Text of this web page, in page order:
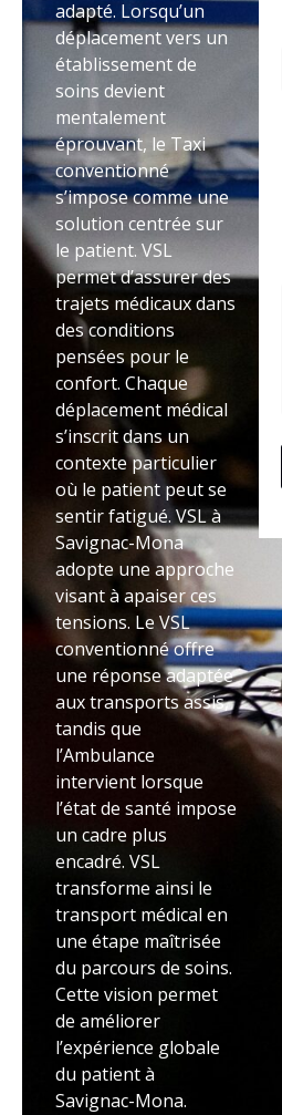
adapté. Lorsqu’un
déplacement vers un
établissement de
soins devient
mentalement
éprouvant, le Taxi
conventionné
s’impose comme une
solution centrée sur
le patient. VSL
permet d’assurer des
trajets médicaux dans
des conditions
pensées pour le
confort. Chaque
déplacement médical
s’inscrit dans un
contexte particulier
où le patient peut se
sentir fatigué. VSL à
Savignac-Mona
adopte une approche
visant à apaiser ces
tensions. Le VSL
conventionné offre
une réponse adaptée
aux transports assis,
tandis que
l’Ambulance
intervient lorsque
l’état de santé impose
un cadre plus
encadré. VSL
transforme ainsi le
transport médical en
une étape maîtrisée
du parcours de soins.
Cette vision permet
de améliorer
l’expérience globale
du patient à
Savignac-Mona.